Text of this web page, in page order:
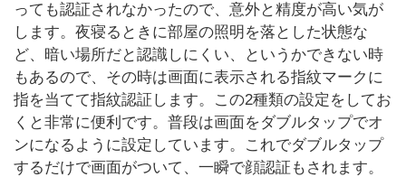
っても認証されなかったので、意外と精度が高い気が
します。夜寝るときに部屋の照明を落とした状態な
ど、暗い場所だと認識しにくい、というかできない時
もあるので、その時は画面に表示される指紋マークに
指を当てて指紋認証します。この2種類の設定をしてお
くと非常に便利です。普段は画面をダブルタップでオ
ンになるように設定しています。これでダブルタップ
するだけで画面がついて、一瞬で顔認証もされます。